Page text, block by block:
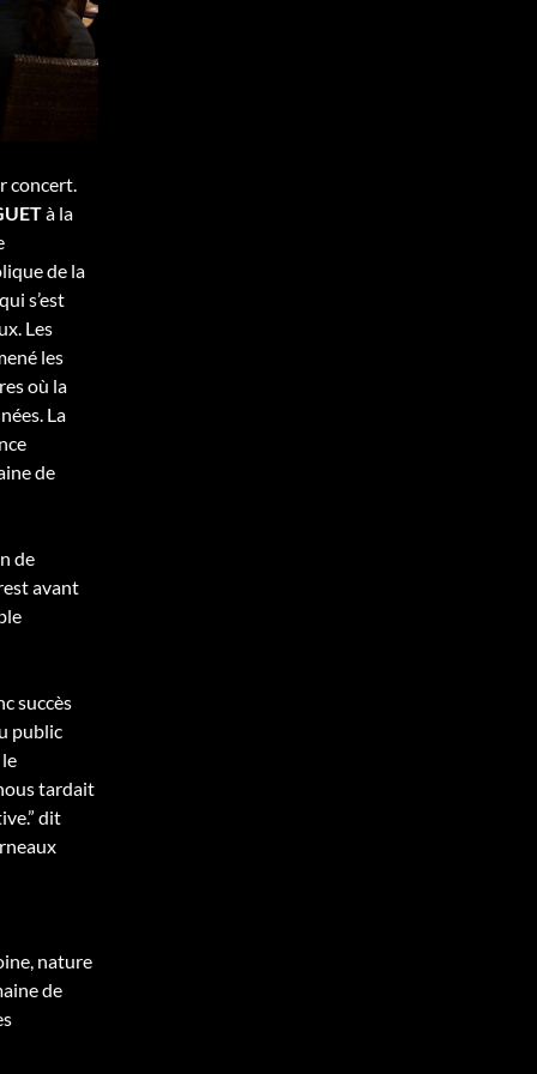
concert.
à la
de la
s’est
Les
les
où la
La
de
de
avant
succès
public
tardait
dit
nature
de